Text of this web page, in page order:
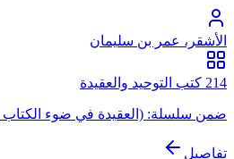
الأشقر، عمر بن سليمان
214 كتب التوحيد والعقيدة
ضمن سلسلة: (العقيدة في ضوء الكتاب
تفاصيل